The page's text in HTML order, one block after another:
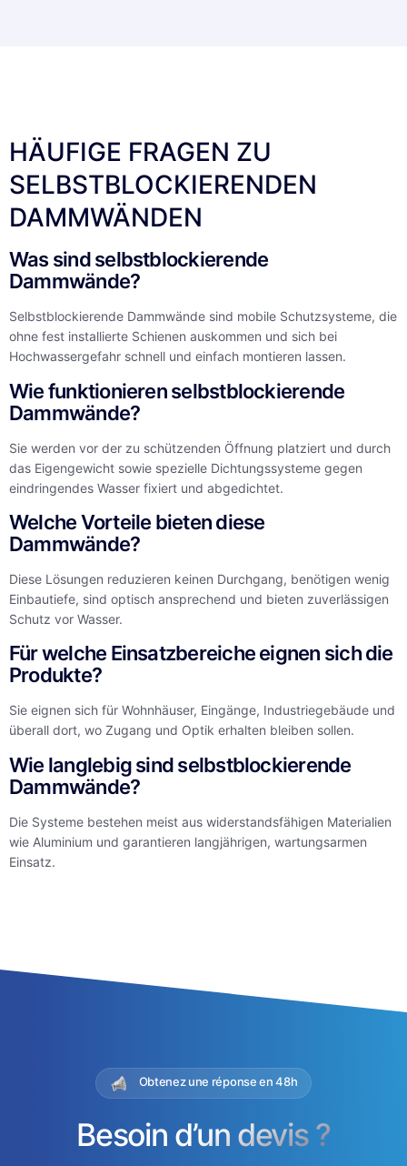
HÄUFIGE FRAGEN ZU
SELBSTBLOCKIERENDEN
DAMMWÄNDEN
Was sind selbstblockierende
Dammwände?
Selbstblockierende Dammwände sind mobile Schutzsysteme, die
ohne fest installierte Schienen auskommen und sich bei
Hochwassergefahr schnell und einfach montieren lassen.
Wie funktionieren selbstblockierende
Dammwände?
Sie werden vor der zu schützenden Öffnung platziert und durch
das Eigengewicht sowie spezielle Dichtungssysteme gegen
eindringendes Wasser fixiert und abgedichtet.
Welche Vorteile bieten diese
Dammwände?
Diese Lösungen reduzieren keinen Durchgang, benötigen wenig
Einbautiefe, sind optisch ansprechend und bieten zuverlässigen
Schutz vor Wasser.
Für welche Einsatzbereiche eignen sich die
Produkte?
Sie eignen sich für Wohnhäuser, Eingänge, Industriegebäude und
überall dort, wo Zugang und Optik erhalten bleiben sollen.
Wie langlebig sind selbstblockierende
Dammwände?
Die Systeme bestehen meist aus widerstandsfähigen Materialien
wie Aluminium und garantieren langjährigen, wartungsarmen
Einsatz.
Obtenez une réponse en 48h
Besoin d’un devis ?